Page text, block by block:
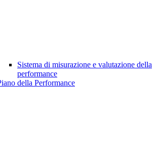
Sistema di misurazione e valutazione della
performance
della Performance